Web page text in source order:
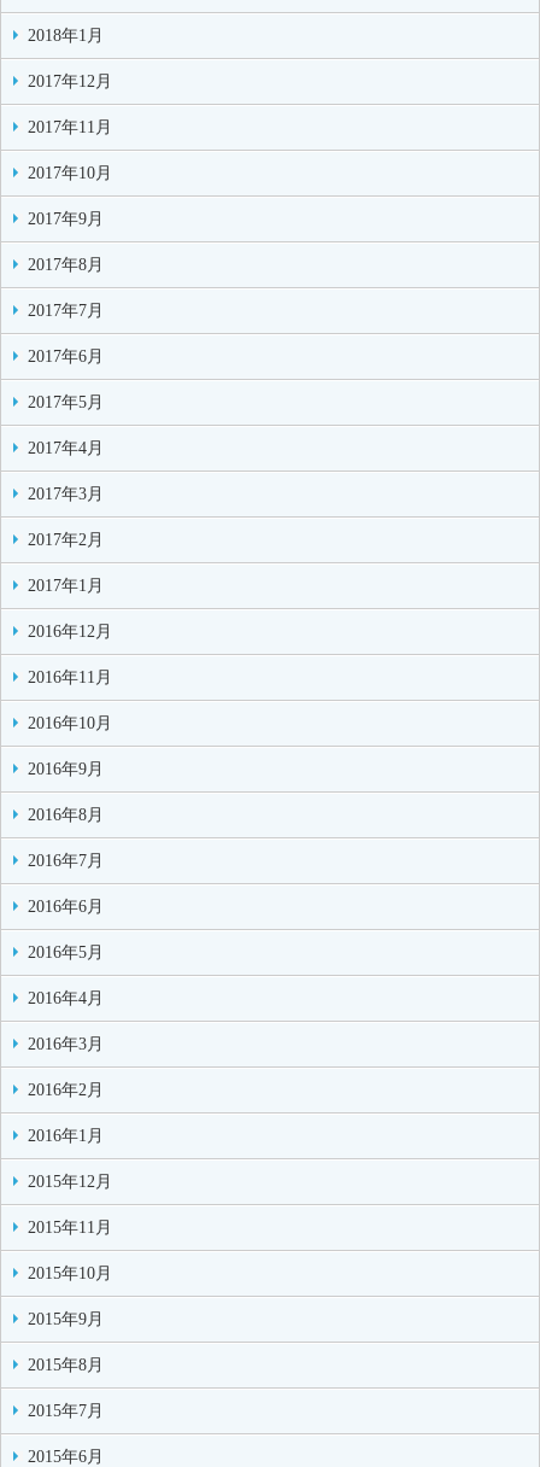
2018年1月
2017年12月
2017年11月
2017年10月
2017年9月
2017年8月
2017年7月
2017年6月
2017年5月
2017年4月
2017年3月
2017年2月
2017年1月
2016年12月
2016年11月
2016年10月
2016年9月
2016年8月
2016年7月
2016年6月
2016年5月
2016年4月
2016年3月
2016年2月
2016年1月
2015年12月
2015年11月
2015年10月
2015年9月
2015年8月
2015年7月
2015年6月